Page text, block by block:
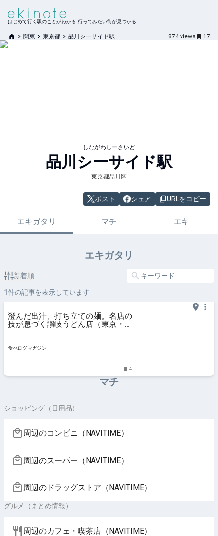
はじめて行く駅のことがわかる 行ってみたい街が見つかる
関東 東京都 品川シーサイド駅 874 views 17
しながわしーさいど
品川シーサイド駅
東京都品川区
ポスト シェア URLをコピー
エキガタリ マチ エキ
エキガタリ
新着順
1件の記事を表示しています
澄んだ出汁、打ち立ての麺。名店の
技が息づく讃岐うどん店（東京・品
食べログマガジン
4
マチ
ショッピング（日用品）
周辺のコンビニ（NAVITIME）
周辺のスーパー（NAVITIME）
周辺のドラッグストア（NAVITIME）
グルメ（まとめ情報）
周辺のカフェ・喫茶店（NAVITIME）